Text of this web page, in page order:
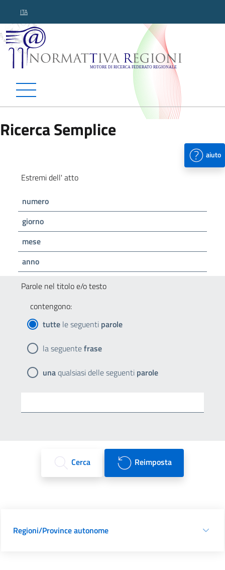
ITA
Normattiva Regioni -
Ricerca Semplice
aiuto
Estremi dell' atto
numero
giorno
mese
anno
Parole nel titolo e/o testo
contengono:
tutte le seguenti parole
la seguentefrase
unaqualsiasi delle seguenti parole
Cerca Reimposta
Regioni/Province autonome